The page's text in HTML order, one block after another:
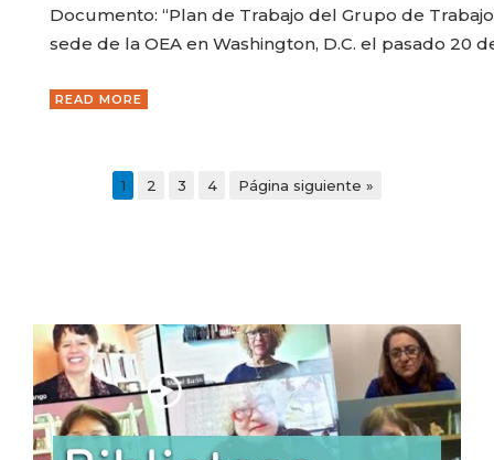
Documento: “Plan de Trabajo del Grupo de
sede de la OEA en Washington, D.C. el pasado 20
READ MORE
1 2 3 4 Página siguiente »